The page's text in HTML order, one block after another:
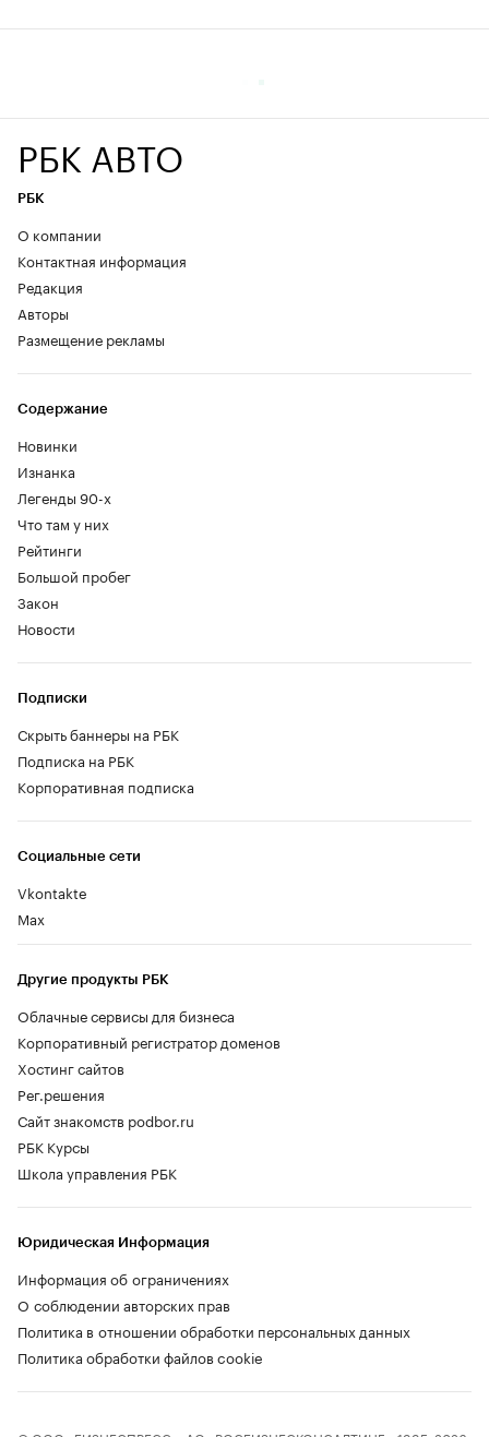
РБК АВТО
РБК
О компании
Контактная информация
Редакция
Авторы
Размещение рекламы
Содержание
Новинки
Изнанка
Легенды 90-х
Что там у них
Рейтинги
Большой пробег
Закон
Новости
Социальные сети
Vkontakte
Max
Другие продукты РБК
Облачные сервисы для бизнеса
Корпоративный регистратор доменов
Хостинг сайтов
Рег.решения
Сайт знакомств podbor.ru
РБК Курсы
Школа управления РБК
Подписки
Скрыть баннеры на РБК
Подписка на РБК
Корпоративная подписка
Юридическая Информация
Информация об ограничениях
О соблюдении авторских прав
Политика в отношении обработки персональных данных
Политика обработки файлов cookie